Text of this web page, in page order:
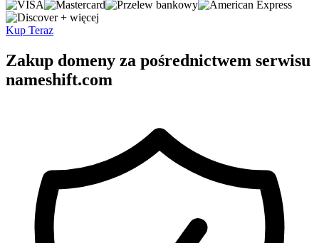
+ więcej
Kup Teraz
Zakup domeny za pośrednictwem serwisu
nameshift.com